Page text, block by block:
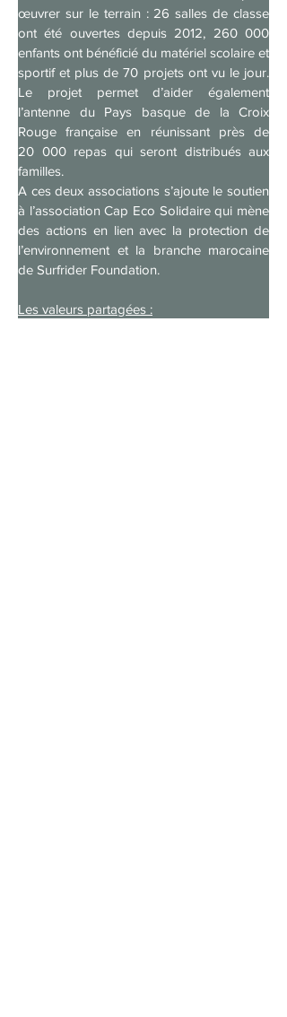
œuvrer sur le terrain : 26 salles de classe
ont été ouvertes depuis 2012, 260 000
enfants ont bénéficié du matériel scolaire et
sportif et plus de 70 projets ont vu le jour.
Le projet permet d’aider également
l’antenne du Pays basque de la Croix
Rouge française en réunissant près de
20 000 repas qui seront distribués aux
familles.
A ces deux associations s’ajoute le soutien
à l’association Cap Eco Solidaire qui mène
des actions en lien avec la protection de
l’environnement et la branche marocaine
de Surfrider Foundation.
Les valeurs partagées :